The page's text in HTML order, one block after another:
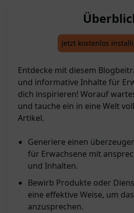
Jetzt kostenlos
Entdecke mit diesem
und informative Inhalte für
dich inspirieren! Worauf
und tauche ein in eine Welt
Artikel.
Generiere einen
für Erwachsene mit
und Inhalten.
Bewirb Produkte oder
eine effektive Weise, um
anzusprechen.